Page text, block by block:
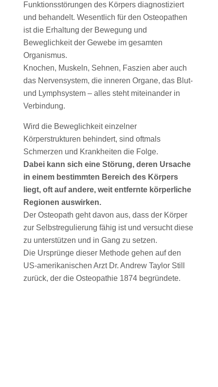
Funktionsstörungen des Körpers diagnostiziert
und behandelt. Wesentlich für den Osteopathen
ist die Erhaltung der Bewegung und
Beweglichkeit der Gewebe im gesamten
Organismus.
Knochen, Muskeln, Sehnen, Faszien aber auch
das Nervensystem, die inneren Organe, das Blut-
und Lymphsystem – alles steht miteinander in
Verbindung.
Wird die Beweglichkeit einzelner
Körperstrukturen behindert, sind oftmals
Schmerzen und Krankheiten die Folge.
Dabei kann sich eine Störung, deren Ursache
in einem bestimmten Bereich des Körpers
liegt, oft auf andere, weit entfernte körperliche
Regionen auswirken.
Der Osteopath geht davon aus, dass der Körper
zur Selbstregulierung fähig ist und versucht diese
zu unterstützen und in Gang zu setzen.
Die Ursprünge dieser Methode gehen auf den
US-amerikanischen Arzt Dr. Andrew Taylor Still
zurück, der die Osteopathie 1874 begründete.